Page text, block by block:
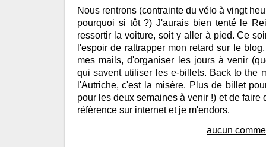
Nous rentrons (contrainte du vélo à vingt
pourquoi si tôt ?) J'aurais bien tenté le
ressortir la voiture, soit y aller à pied. Ce
l'espoir de rattrapper mon retard sur le
mes mails, d'organiser les jours à venir
qui savent utiliser les e-billets. Back to the
l'Autriche, c'est la misère. Plus de billet
pour les deux semaines à venir !) et de faire
référence sur internet et je m'endors.
aucun